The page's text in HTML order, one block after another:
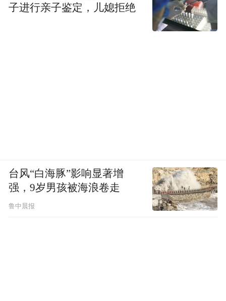
子进行亲子鉴定，儿媳拒绝
台风“白海豚”影响显著增
强，9岁男孩被海浪卷走
鲁中晨报